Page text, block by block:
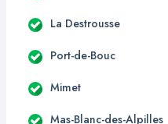
La Destrousse
Port-de-Bouc
Mimet
Mas-Blanc-des-Alpilles